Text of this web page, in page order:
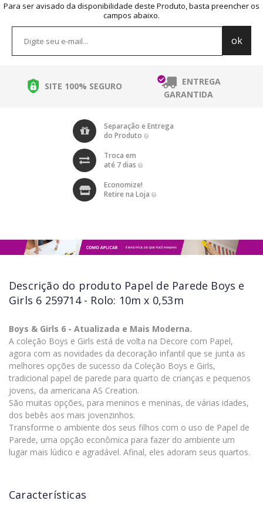
Para ser avisado da disponibilidade deste Produto, basta preencher os
campos abaixo.
SITE 100% SEGURO
ENTREGA
GARANTIDA
Separação e Entrega
do Produto
Troca em
até 7 dias
Economize!
Retire na Loja
Descrição do produto Papel de Parede Boys e
Girls 6 259714 - Rolo: 10m x 0,53m
Boys & Girls 6 - Atualizada e Mais Moderna.
A coleção Boys e Girls está de volta na Decore com Papel,
agora com as novidades da decoração infantil que se junta as
melhores opções de sucesso da Coleção Boys e Girls,
tradicional papel de parede para quarto de crianças e pequenos
jovens, da americana AS Creation.
São muitas opções, para meninos e meninas, de várias idades,
dos bebês aos mais jovenzinhos.
Transforme o ambiente dos seus filhos com o uso de Papel de
Parede, uma opção econômica para fazer do ambiente um
lugar mais lúdico e agradável. Afinal, eles adoram seus quartos.
Características